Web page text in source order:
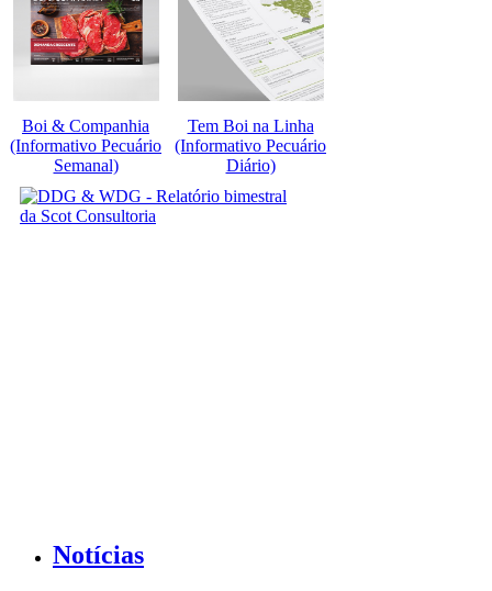
Boi & Companhia
(Informativo Pecuário
Semanal)
Tem Boi na Linha
(Informativo Pecuário
Diário)
Notícias